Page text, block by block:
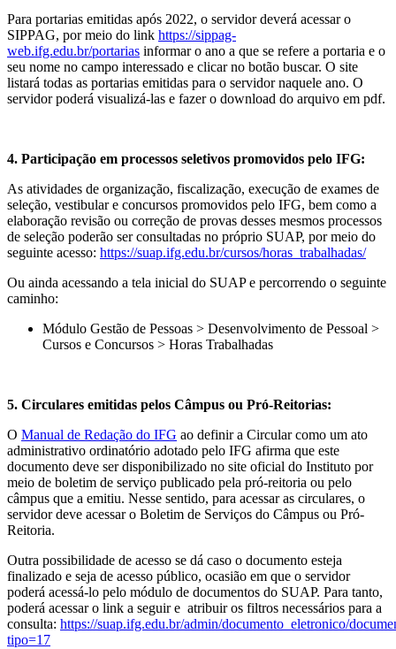
Para portarias emitidas após 2022, o servidor deverá acessar o
SIPPAG, por meio do link https://sippag-
web.ifg.edu.br/portarias informar o ano a que se refere a portaria e o
seu nome no campo interessado e clicar no botão buscar. O site
listará todas as portarias emitidas para o servidor naquele ano. O
servidor poderá visualizá-las e fazer o download do arquivo em pdf.
4. Participação em processos seletivos promovidos pelo IFG:
As atividades de organização, fiscalização, execução de exames de
seleção, vestibular e concursos promovidos pelo IFG, bem como a
elaboração revisão ou correção de provas desses mesmos processos
de seleção poderão ser consultadas no próprio SUAP, por meio do
seguinte acesso: https://suap.ifg.edu.br/cursos/horas_trabalhadas/
Ou ainda acessando a tela inicial do SUAP e percorrendo o seguinte
caminho:
Módulo Gestão de Pessoas > Desenvolvimento de Pessoal >
Cursos e Concursos > Horas Trabalhadas
5. Circulares emitidas pelos Câmpus ou Pró-Reitorias:
O Manual de Redação do IFG ao definir a Circular como um ato
administrativo ordinatório adotado pelo IFG afirma que este
documento deve ser disponibilizado no site oficial do Instituto por
meio de boletim de serviço publicado pela pró-reitoria ou pelo
câmpus que a emitiu. Nesse sentido, para acessar as circulares, o
servidor deve acessar o Boletim de Serviços do Câmpus ou Pró-
Reitoria.
Outra possibilidade de acesso se dá caso o documento esteja
finalizado e seja de acesso público, ocasião em que o servidor
poderá acessá-lo pelo módulo de documentos do SUAP. Para tanto,
poderá acessar o link a seguir e atribuir os filtros necessários para a
consulta: https://suap.ifg.edu.br/admin/documento_eletronico/
tipo=17